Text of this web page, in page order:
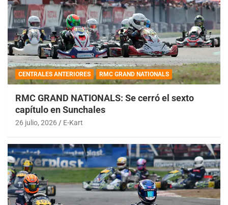
CENTRALES ANTERIORES RMC GRAND NATIONALS
RMC GRAND NATIONALS: Se cerró el sexto
capítulo en Sunchales
26 julio, 2026 E-Kart